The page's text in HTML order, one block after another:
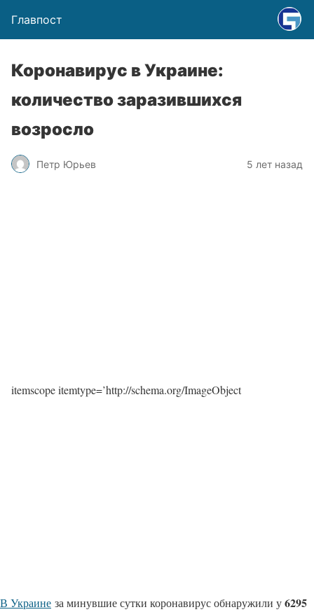
Главпост
Коронавирус в Украине:
количество заразившихся
возросло
Петр Юрьев 5 лет назад
itemscope itemtype=’http://schema.org/ImageObject
В Украине за минувшие сутки коронавирус обнаружили у6295